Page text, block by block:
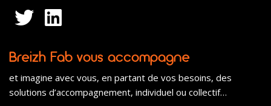
Breizh Fab vous accompagne
et imagine avec vous, en partant de vos besoins, des
solutions d’accompagnement, individuel ou collectif…